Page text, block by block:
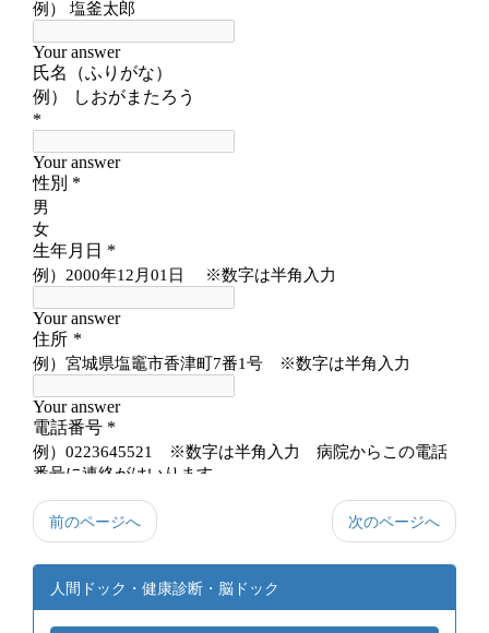
前のページへ 次のページへ
人間ドック・健康診断・脳ドック